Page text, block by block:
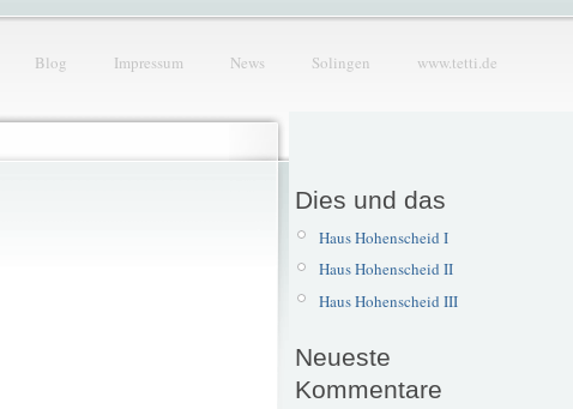
Blog Impressum News Solingen www.tetti.de
Dies und das
Haus Hohenscheid I
Haus Hohenscheid II
Haus Hohenscheid III
Neueste
Kommentare